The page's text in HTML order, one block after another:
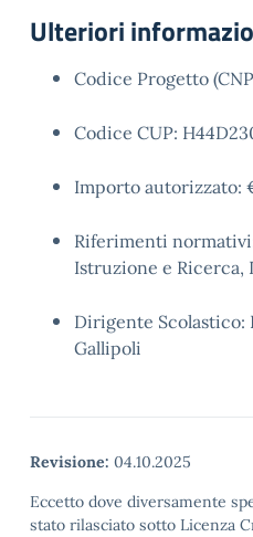
Ulteriori
Codice Progetto
Codice CUP:
Importo autorizzato:
Riferimenti
Istruzione e Ricerca,
Dirigente Scolastico:
Gallipoli
Revisione: 04.10.2025
Eccetto dove diversamente
stato rilasciato sotto Licenza